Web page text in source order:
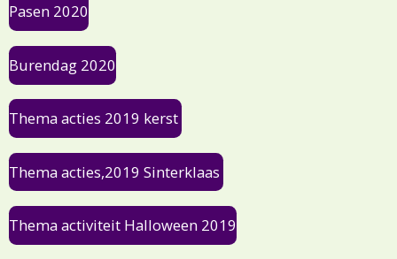
Pasen 2020
Burendag 2020
Thema acties 2019 kerst
Thema acties,2019 Sinterklaas
Thema activiteit Halloween 2019